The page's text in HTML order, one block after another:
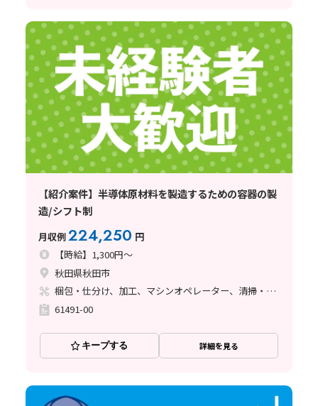
【紹介案件】半導体原材料を製造するための容器の製
造/シフト制
月収例224,250 円
【時給】1,300円～
秋田県秋田市
梱包・仕分け、加工、マシンオペレーター、清掃・洗浄、フォークリフト
61491-00
キープする 詳細を見る